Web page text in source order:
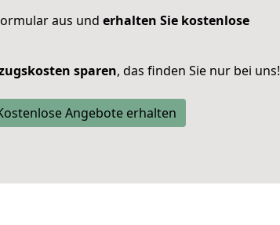
aus und erhalten Sie kostenlose
sparen, das finden Sie nur bei uns!
Angebote erhalten